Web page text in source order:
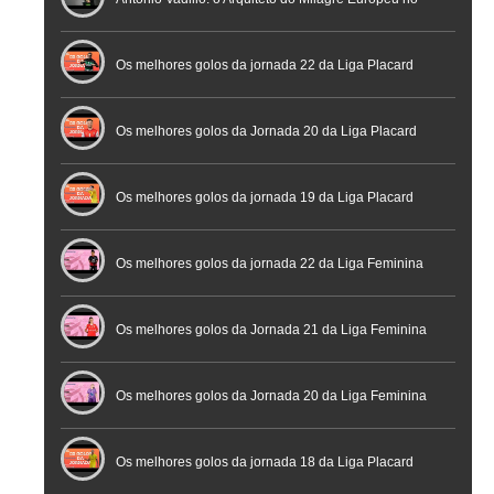
Futebol
Futsal | Documentário
Os melhores golos da jornada 22 da Liga Placard
Os melhores golos da Jornada 20 da Liga Placard
Futsal
Os melhores golos da jornada 19 da Liga Placard
Os melhores golos da jornada 22 da Liga Feminina
Placard
Os melhores golos da Jornada 21 da Liga Feminina
Placard
Os melhores golos da Jornada 20 da Liga Feminina
Placard
Os melhores golos da jornada 18 da Liga Placard